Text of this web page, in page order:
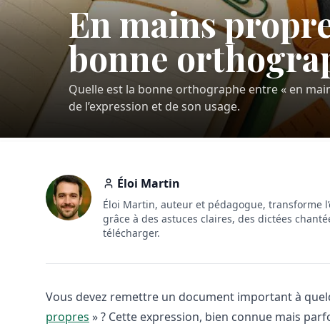
En mains
bonne
Quelle est la bonne orthographe entre « en
de l’expression et de son usage.
Éloi Martin
Éloi Martin, auteur et pédagogue, transforme
grâce à des astuces claires, des dictées
télécharger.
Vous devez remettre un document important à
propres » ? Cette expression, bien connue mais